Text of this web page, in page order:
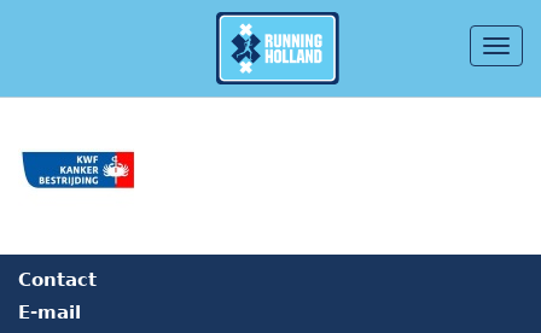
Overslaan en naar de inhoud gaan
Contact
E-mail